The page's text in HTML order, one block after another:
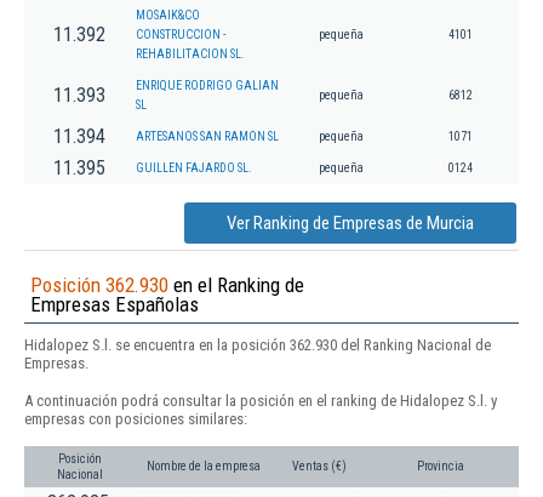
11.392
MOSAIK&CO
CONSTRUCCION -
REHABILITACION SL.
pequeña 4101
11.393
ENRIQUE RODRIGO GALIAN
SL
pequeña 6812
11.394 ARTESANOS SAN RAMON SL pequeña 1071
11.395 GUILLEN FAJARDO SL. pequeña 0124
Ver Ranking de Empresas de Murcia
Posición 362.930 en el Ranking de
Empresas Españolas
Hidalopez S.l. se encuentra en la posición 362.930 del Ranking Nacional de
Empresas.
A continuación podrá consultar la posición en el ranking de Hidalopez S.l. y
empresas con posiciones similares:
Posición
Nacional
Nombre de la empresa Ventas (€) Provincia